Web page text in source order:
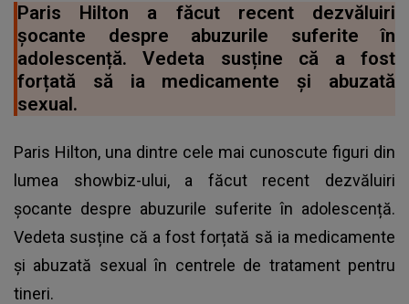
Paris Hilton a făcut recent dezvăluiri
șocante despre abuzurile suferite în
adolescență. Vedeta susține că a fost
forțată să ia medicamente și abuzată
sexual.
Paris Hilton, una dintre cele mai cunoscute figuri din
lumea showbiz-ului, a făcut recent dezvăluiri
șocante despre abuzurile suferite în adolescență.
Vedeta susține că a fost forțată să ia medicamente
și abuzată sexual în centrele de tratament pentru
tineri.